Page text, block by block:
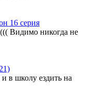
16 серия
Видимо никогда не
в школу ездить на